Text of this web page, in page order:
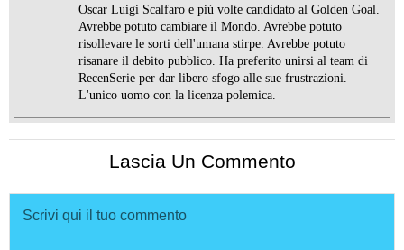
Oscar Luigi Scalfaro e più volte candidato al Golden Goal.
Avrebbe potuto cambiare il Mondo. Avrebbe potuto
risollevare le sorti dell'umana stirpe. Avrebbe potuto
risanare il debito pubblico. Ha preferito unirsi al team di
RecenSerie per dar libero sfogo alle sue frustrazioni.
L'unico uomo con la licenza polemica.
Lascia Un Commento